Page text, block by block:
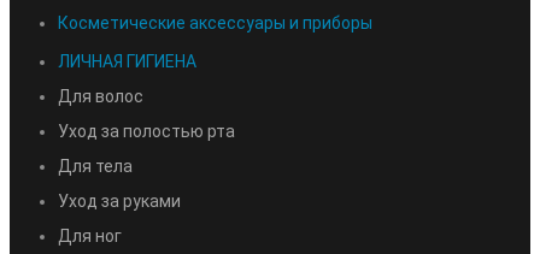
Косметические аксессуары и приборы
ЛИЧНАЯ ГИГИЕНА
Для волос
Уход за полостью рта
Для тела
Уход за руками
Для ног